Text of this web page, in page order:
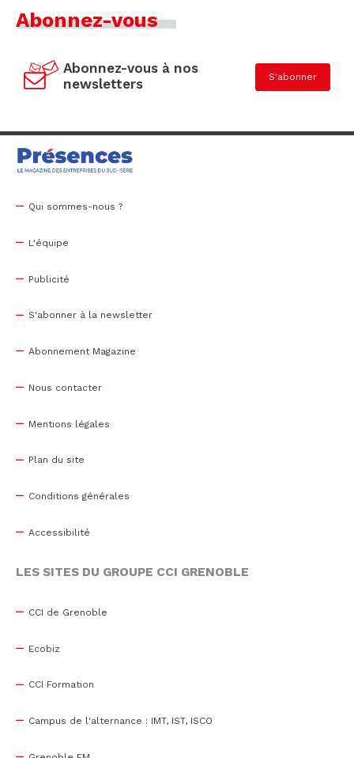
Abonnez-vous
Abonnez-vous à nos
newsletters
S'abonner
Qui sommes-nous ?
L'équipe
Publicité
S'abonner à la newsletter
Abonnement Magazine
Nous contacter
Mentions légales
Plan du site
Conditions générales
Accessibilité
LES SITES DU GROUPE CCI GRENOBLE
CCI de Grenoble
Ecobiz
CCI Formation
Campus de l'alternance : IMT, IST, ISCO